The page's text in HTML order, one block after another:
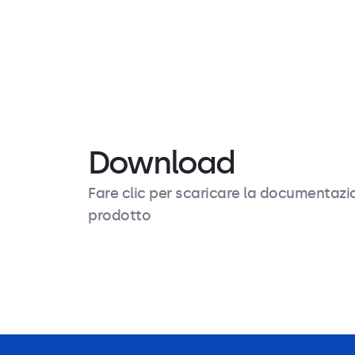
Download
Fare clic per scaricare la
prodotto